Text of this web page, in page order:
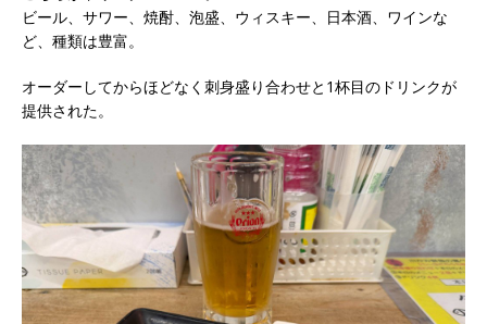
ビール、サワー、焼酎、泡盛、ウィスキー、日本酒、ワインな
ど、種類は豊富。
オーダーしてからほどなく刺身盛り合わせと1杯目のドリンクが
提供された。